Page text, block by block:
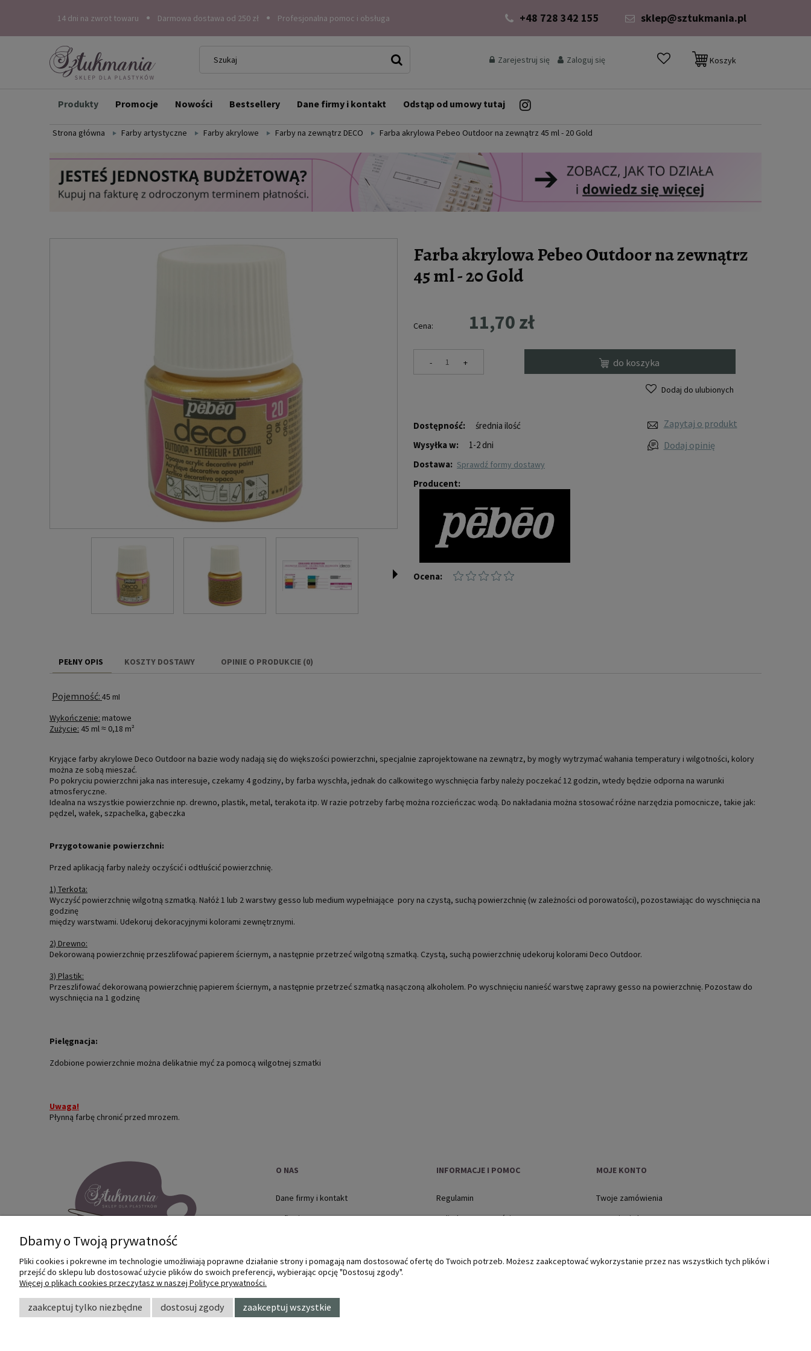
14 dni na zwrot towaru Darmowa dostawa od 250 zł Profesjonalna pomoc i obsługa +48 728 342 155 sklep@sztukmania.pl
Zarejestruj się Zaloguj się Koszyk
Produkty Promocje Nowości Bestsellery Dane firmy i kontakt Odstąp od umowy tutaj
Strona główna Farby artystyczne Farby akrylowe Farby na zewnątrz DECO Farba akrylowa Pebeo Outdoor na zewnątrz 45 ml - 20 Gold
Farba akrylowa Pebeo Outdoor na zewnątrz
45 ml - 20 Gold
Dostępność:
średnia ilość
Wysyłka w:
1-2 dni
Dostawa:
sprawdź formy dostawy
Producent:
Ocena:
Cena: 11,70 zł
- + do koszyka
Dodaj do ulubionych
Zapytaj o produkt
Dodaj opinię
PEŁNY OPIS KOSZTY DOSTAWY OPINIE O PRODUKCIE (0)
Pojemność: 45 ml
Wykończenie: matowe
Zużycie: 45 ml ≈ 0,18 m²
Kryjące farby akrylowe Deco Outdoor na bazie wody nadają się do większości powierzchni, specjalnie zaprojektowane na zewnątrz, by mogły wytrzymać wahania temperatury i wilgotności, kolory
można ze sobą mieszać.
Po pokryciu powierzchni jaka nas interesuje, czekamy 4 godziny, by farba wyschła, jednak do calkowitego wyschnięcia farby należy poczekać 12 godzin, wtedy będzie odporna na warunki
atmosferyczne.
Idealna na wszystkie powierzchnie np. drewno, plastik, metal, terakota itp. W razie potrzeby farbę można rozcieńczac wodą. Do nakładania można stosować różne narzędzia pomocnicze, takie jak:
pędzel, wałek, szpachelka, gąbeczka
Przygotowanie powierzchni:
Przed aplikacją farby należy oczyścić i odtłuścić powierzchnię.
1) Terkota:
Wyczyść powierzchnię wilgotną szmatką. Nałóż 1 lub 2 warstwy gesso lub medium wypełniające pory na czystą, suchą powierzchnię (w zależności od porowatości), pozostawiając do wyschnięcia na
godzinę
między warstwami. Udekoruj dekoracyjnymi kolorami zewnętrznymi.
2) Drewno:
Dekorowaną powierzchnię przeszlifować papierem ściernym, a następnie przetrzeć wilgotną szmatką. Czystą, suchą powierzchnię udekoruj kolorami Deco Outdoor.
3) Plastik:
Przeszlifować dekorowaną powierzchnię papierem ściernym, a następnie przetrzeć szmatką nasączoną alkoholem. Po wyschnięciu nanieść warstwę zaprawy gesso na powierzchnię. Pozostaw do
wyschnięcia na 1 godzinę
Pielęgnacja:
Zdobione powierzchnie można delikatnie myć za pomocą wilgotnej szmatki
Uwaga!
Płynną farbę chronić przed mrozem.
Internetowy sklep dla plastyków
małych i dużych artystów.
O NAS
Dane firmy i kontakt
O firmie
INFORMACJE I POMOC
Regulamin
Polityka prywatności
Płatności i dostawa
MOJE KONTO
Twoje zamówienia
Ustawienia konta
Dbamy o Twoją prywatność
Pliki cookies i pokrewne im technologie umożliwiają poprawne działanie strony i pomagają nam dostosować ofertę do Twoich potrzeb. Możesz zaakceptować wykorzystanie przez nas wszystkich tych plików i
przejść do sklepu lub dostosować użycie plików do swoich preferencji, wybierając opcję "Dostosuj zgody".
Więcej o plikach cookies przeczytasz w naszej Polityce prywatności.
zaakceptuj tylko niezbędne dostosuj zgody zaakceptuj wszystkie